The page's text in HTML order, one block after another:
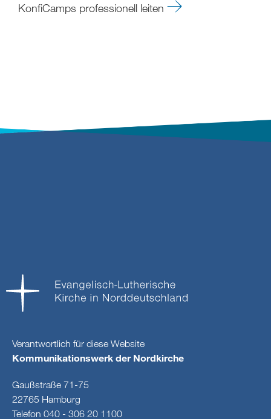
KonfiCamps professionell leiten
Verantwortlich für diese Website
Kommunikationswerk der Nordkirche
Gaußstraße 71-75
22765 Hamburg
Telefon 040 - 306 20 1100